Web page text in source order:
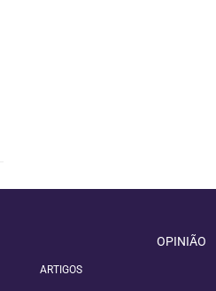
OPINIÃO
ARTIGOS